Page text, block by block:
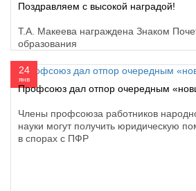
Поздравляем с высокой наградой!
Т.А. Макеева награждена Знаком
образования
24
янв
Профсоюз дал отпор очередным
Члены профсоюза работников
науки могут получить юридическую
в спорах с ПФР